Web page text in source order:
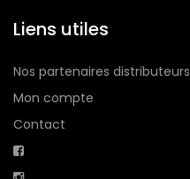
Liens utiles
Nos partenaires distributeurs
Mon compte
Contact